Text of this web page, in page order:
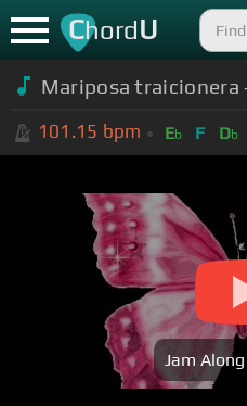
ChordU
Mariposa traicionera
101.15 bpm Eb F Db
Jam